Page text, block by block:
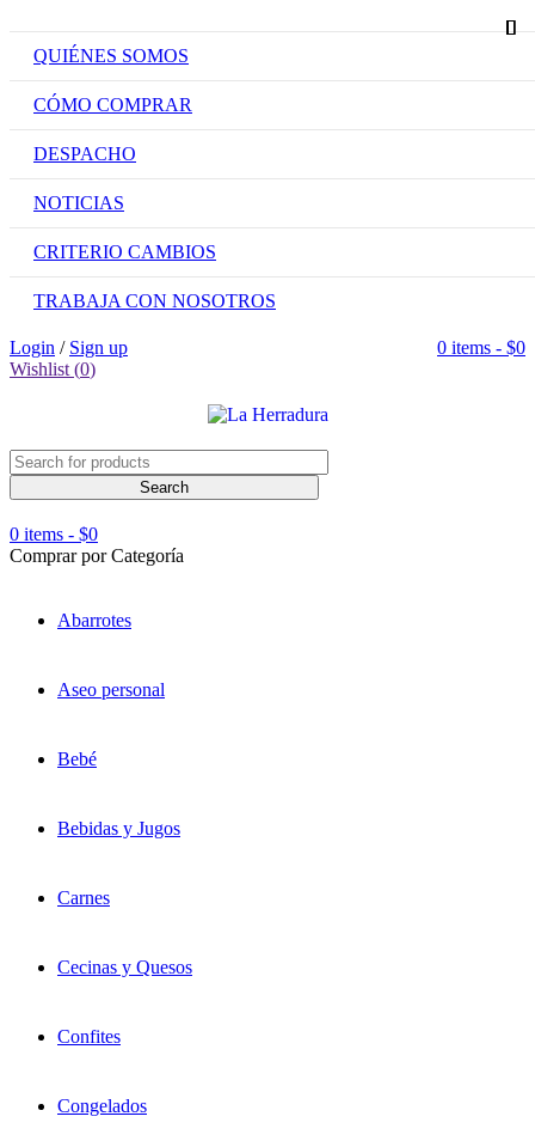
QUIÉNES SOMOS
CÓMO COMPRAR
DESPACHO
NOTICIAS
CRITERIO CAMBIOS
TRABAJA CON NOSOTROS
0 items - $0
Login / Sign up
Wishlist (0)
0 items - $0
Comprar por Categoría
Abarrotes
Aseo personal
Bebé
Bebidas y Jugos
Carnes
Cecinas y Quesos
Confites
Congelados